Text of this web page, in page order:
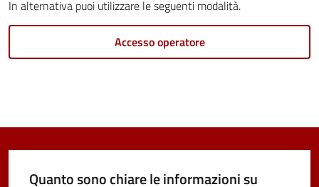
Amministrazione
argomenti...
In alternativa puoi utilizzare le seguenti modalità.
Accesso operatore
Quanto sono chiare le informazioni su